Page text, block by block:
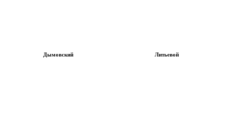
Дымовский Литьевой